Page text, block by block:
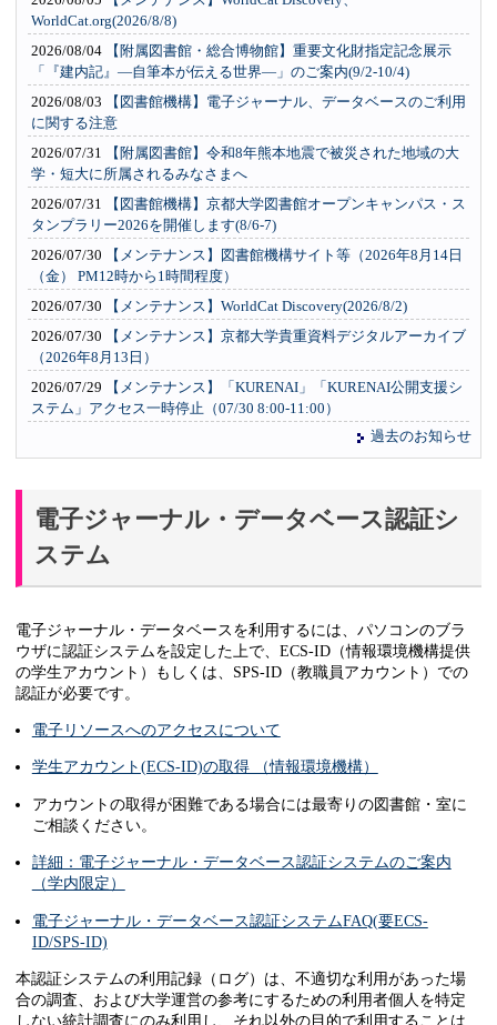
WorldCat.org(2026/8/8)
2026/08/04
【附属図書館・総合博物館】重要文化財指定記念展示
「『建内記』―自筆本が伝える世界―」のご案内(9/2-10/4)
2026/08/03
【図書館機構】電子ジャーナル、データベースのご利用
に関する注意
2026/07/31
【附属図書館】令和8年熊本地震で被災された地域の大
学・短大に所属されるみなさまへ
2026/07/31
【図書館機構】京都大学図書館オープンキャンパス・ス
タンプラリー2026を開催します(8/6-7)
2026/07/30
【メンテナンス】図書館機構サイト等（2026年8月14日
（金） PM12時から1時間程度）
2026/07/30
【メンテナンス】WorldCat Discovery(2026/8/2)
2026/07/30
【メンテナンス】京都大学貴重資料デジタルアーカイブ
（2026年8月13日）
2026/07/29
【メンテナンス】「KURENAI」「KURENAI公開支援シ
ステム」アクセス一時停止（07/30 8:00-11:00）
過去のお知らせ
電子ジャーナル・データベース認証シ
ステム
電子ジャーナル・データベースを利用するには、パソコンのブラ
ウザに認証システムを設定した上で、ECS-ID（情報環境機構提供
の学生アカウント）もしくは、SPS-ID（教職員アカウント）での
認証が必要です。
電子リソースへのアクセスについて
学生アカウント(ECS-ID)の取得 （情報環境機構）
アカウントの取得が困難である場合には最寄りの図書館・室に
ご相談ください。
詳細：電子ジャーナル・データベース認証システムのご案内
（学内限定）
電子ジャーナル・データベース認証システムFAQ(要ECS-
ID/SPS-ID)
本認証システムの利用記録（ログ）は、不適切な利用があった場
合の調査、および大学運営の参考にするための利用者個人を特定
しない統計調査にのみ利用し、それ以外の目的で利用することは